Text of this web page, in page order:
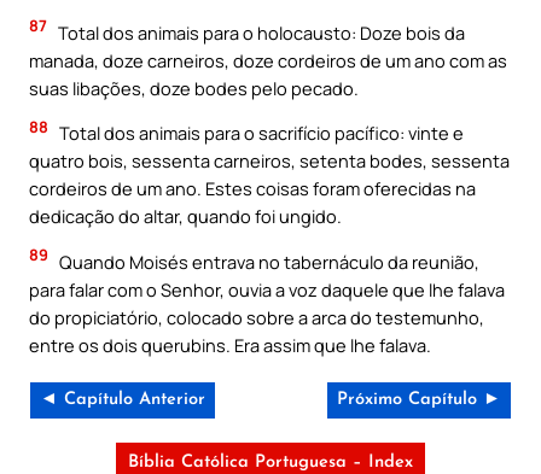
87 Total dos animais para o holocausto: Doze bois da
manada, doze carneiros, doze cordeiros de um ano com as
suas libações, doze bodes pelo pecado.
88 Total dos animais para o sacrifício pacífico: vinte e
quatro bois, sessenta carneiros, setenta bodes, sessenta
cordeiros de um ano. Estes coisas foram oferecidas na
dedicação do altar, quando foi ungido.
89 Quando Moisés entrava no tabernáculo da reunião,
para falar com o Senhor, ouvia a voz daquele que lhe falava
do propiciatório, colocado sobre a arca do testemunho,
entre os dois querubins. Era assim que lhe falava.
◄ Capítulo Anterior Próximo Capítulo ►
Bíblia Católica Portuguesa – Index